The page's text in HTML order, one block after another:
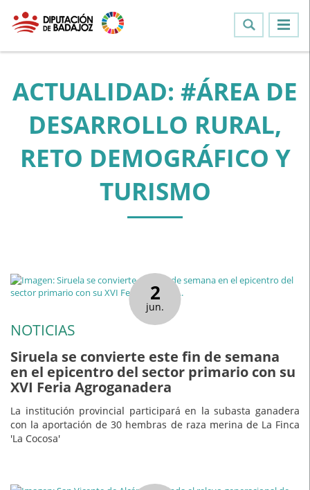
ACTUALIDAD: #ÁREA DE
DESARROLLO RURAL,
RETO DEMOGRÁFICO Y
TURISMO
2
jun.
NOTICIAS
Siruela se convierte este fin de semana
en el epicentro del sector primario con su
XVI Feria Agroganadera
La institución provincial participará en la subasta ganadera
con la aportación de 30 hembras de raza merina de La Finca
'La Cocosa'